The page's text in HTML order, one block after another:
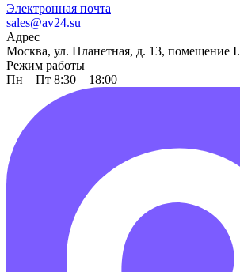
Электронная почта
sales@av24.su
Адрес
Москва, ул. Планетная, д. 13, помещение I.
Режим работы
Пн—Пт 8:30 – 18:00